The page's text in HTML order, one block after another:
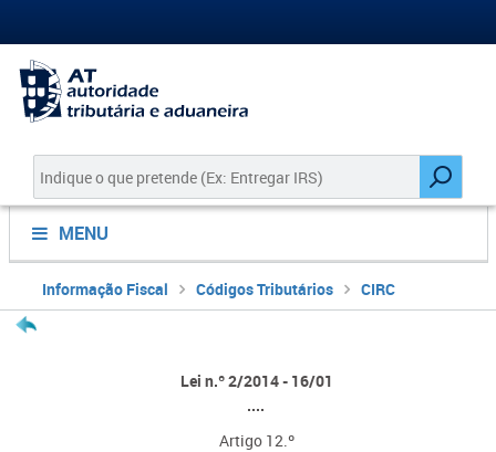
MENU
Informação Fiscal Códigos Tributários CIRC
Lei n.º 2/2014 - 16/01
....
Artigo 12.º